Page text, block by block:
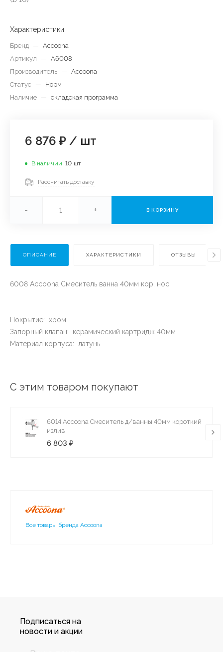
Характеристики
Бренд — Accoona
Артикул
— A6008
Производитель — Accoona
Статус
—
Норм
Наличие — складская программа
6 876 ₽ / шт
В наличии 10 шт
Рассчитать доставку
- + В КОРЗИНУ
ОПИСАНИЕ ХАРАКТЕРИСТИКИ ОТЗЫВЫ
6008 Accoona Смеситель ванна 40мм кор. нос
Покрытие: хром
Запорный клапан: керамический картридж 40мм
Материал корпуса: латунь
С этим товаром покупают
6014 Accoona Смеситель д/ванны 40мм короткий
излив
6 803 ₽
Все товары бренда Accoona
Подписаться на
новости и акции